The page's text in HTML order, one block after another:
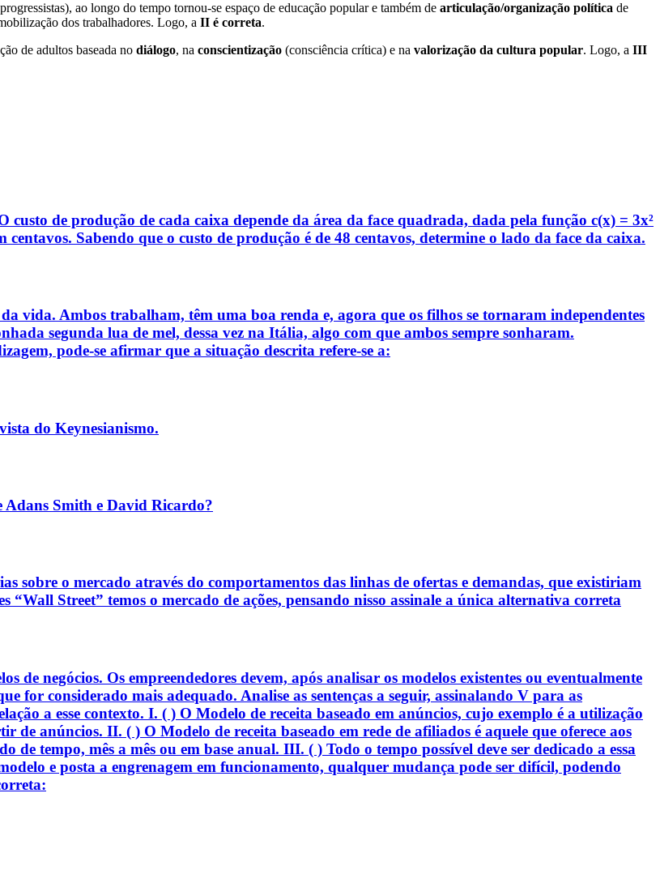
ao longo do tempo tornou-se espaço de educação popular e também de articulação/organização política de
dos trabalhadores. Logo, a II é correta.
de adultos baseada no diálogo, na conscientização (consciência crítica) e na valorização da cultura popular. Logo, a III
de produção de cada caixa depende da área da face quadrada, dada pela função c(x) = 3x²
centavos. Sabendo que o custo de produção é de 48 centavos, determine o lado da face da caixa.
vida. Ambos trabalham, têm uma boa renda e, agora que os filhos se tornaram independentes
segunda lua de mel, dessa vez na Itália, algo com que ambos sempre sonharam.
pode-se afirmar que a situação descrita refere-se a:
do Keynesianismo.
Smith e David Ricardo?
sobre o mercado através do comportamentos das linhas de ofertas e demandas, que existiriam
Street” temos o mercado de ações, pensando nisso assinale a única alternativa correta
de negócios. Os empreendedores devem, após analisar os modelos existentes ou eventualmente
for considerado mais adequado. Analise as sentenças a seguir, assinalando V para as
a esse contexto. I. ( ) O Modelo de receita baseado em anúncios, cujo exemplo é a utilização
de anúncios. II. ( ) O Modelo de receita baseado em rede de afiliados é aquele que oferece aos
de tempo, mês a mês ou em base anual. III. ( ) Todo o tempo possível deve ser dedicado a essa
e posta a engrenagem em funcionamento, qualquer mudança pode ser difícil, podendo